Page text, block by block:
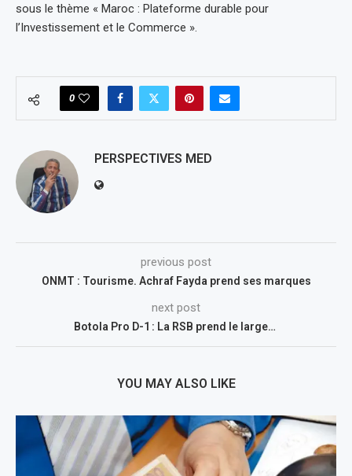
sous le thème « Maroc : Plateforme durable pour
l’Investissement et le Commerce ».
0
PERSPECTIVES MED
previous post
ONMT : Tourisme. Achraf Fayda prend ses marques
next post
Botola Pro D-1 : La RSB prend le large…
YOU MAY ALSO LIKE